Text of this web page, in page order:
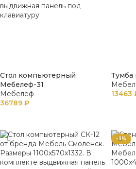
Стол компьютерный
Мебелеф-31
Мебелеф
36789 ₽
Тумба
13463
-3%